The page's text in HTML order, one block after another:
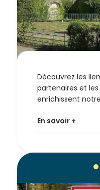
Découvrez les
partenaires et
enrichissent
En savoir +